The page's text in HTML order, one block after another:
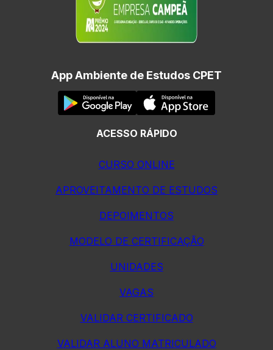
App Ambiente de Estudos CPET
ACESSO RÁPIDO
CURSO ONLINE
APROVEITAMENTO DE ESTUDOS
DEPOIMENTOS
MODELO DE CERTIFICAÇÃO
UNIDADES
VAGAS
VALIDAR CERTIFICADO
VALIDAR ALUNO MATRICULADO